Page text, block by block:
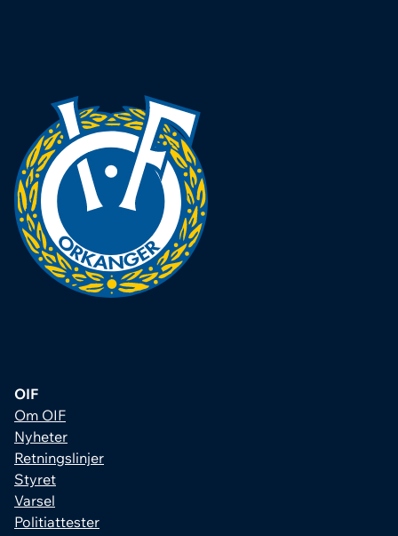
OIF
Om OIF
Nyheter
Retningslinjer
Styret
Varsel
Politiattester